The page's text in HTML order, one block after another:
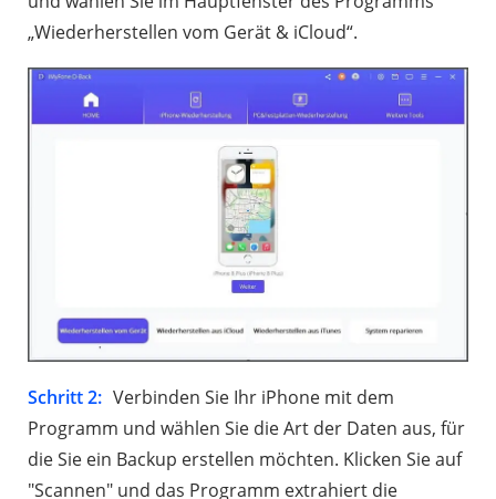
„Wiederherstellen vom Gerät & iCloud“.
Schritt 2: Verbinden Sie Ihr iPhone mit dem
Programm und wählen Sie die Art der Daten aus, für
die Sie ein Backup erstellen möchten. Klicken Sie auf
"Scannen" und das Programm extrahiert die